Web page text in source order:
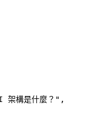
架構是什麼？" ,